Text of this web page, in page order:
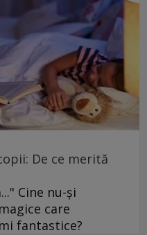
De ce merită
Cine nu-și
care
fantastice?